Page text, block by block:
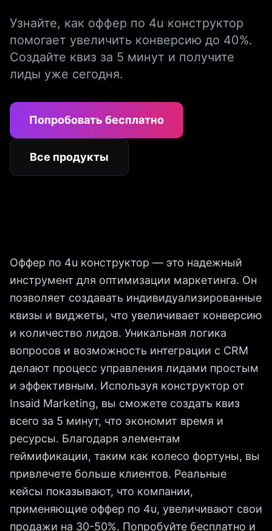
Узнайте, как оффер по 4u конструктор
помогает увеличить конверсию до 40%.
Создайте квиз за 5 минут и получите
лиды уже сегодня.
Попробовать бесплатно
Все продукты
Оффер по 4u конструктор — это надежный
инструмент для оптимизации маркетинга. Он
позволяет создавать индивидуализированные
квизы и виджеты, что увеличивает конверсию
и количество лидов. Уникальная логика
вопросов и возможность интеграции с CRM
делают процесс управления лидами простым
и эффективным. Используя конструктор от
Insaid Marketing, вы сможете создать квиз
всего за 5 минут, что экономит время и
ресурсы. Благодаря элементам
геймификации, таким как колесо фортуны, вы
привлечете больше клиентов. Реальные
кейсы показывают, что компании,
применяющие оффер по 4u, увеличивают свои
продажи на 30-50%. Попробуйте бесплатно и